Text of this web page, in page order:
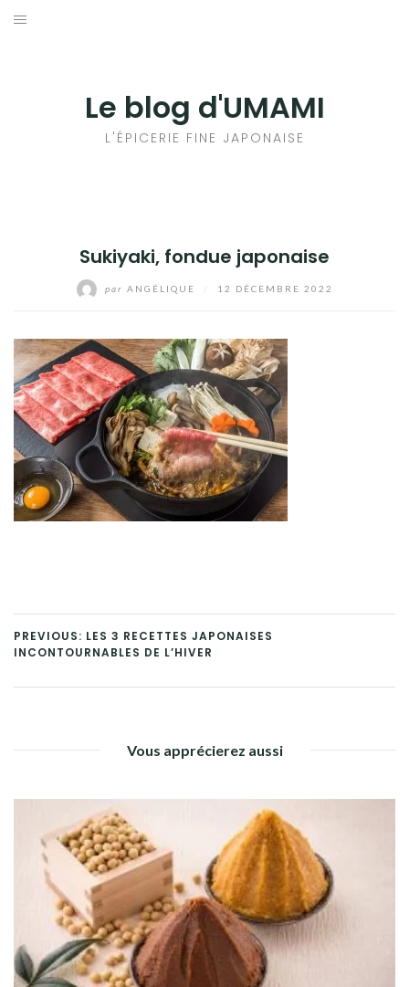
Aller
Le blog d'UMAMI
L'ÉPICERIE FINE JAPONAISE
Sukiyaki, fondue japonaise
par ANGÉLIQUE 12 DÉCEMBRE 2022
PREVIOUS: LES 3 RECETTES JAPONAISES
INCONTOURNABLES DE L’HIVER
Vous apprécierez aussi